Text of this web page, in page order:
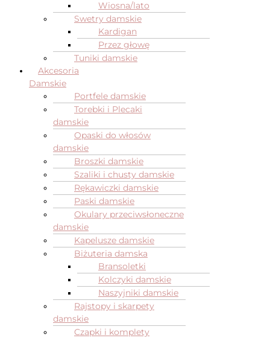
Wiosna/lato
Swetry damskie
Kardigan
Przez głowę
Tuniki damskie
Akcesoria
Damskie
Portfele damskie
Torebki i Plecaki
damskie
Opaski do włosów
damskie
Broszki damskie
Szaliki i chusty damskie
Rękawiczki damskie
Paski damskie
Okulary przeciwsłoneczne
damskie
Kapelusze damskie
Biżuteria damska
Bransoletki
Kolczyki damskie
Naszyjniki damskie
Rajstopy i skarpety
damskie
Czapki i komplety